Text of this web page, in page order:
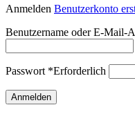
Anmelden Benutzerkonto
Benutzername oder E-Mail-
Passwort *Erforderlich
Anmelden